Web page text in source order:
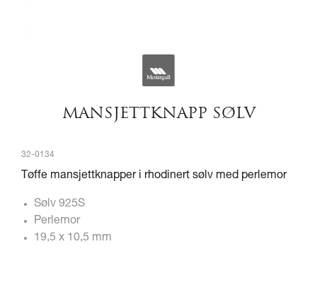
MANSJETTKNAPP SØLV
32-0134
Tøffe mansjettknapper i rhodinert sølv med perlemor
Sølv 925S
Perlemor
19,5 x 10,5 mm